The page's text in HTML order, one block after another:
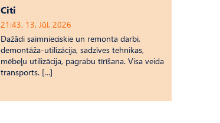
Citi
21:43, 13. Jūl, 2026
Dažādi saimnieciskie un remonta darbi,
demontāža-utilizācija, sadzīves tehnikas,
mēbeļu utilizācija, pagrabu tīrīšana. Visa veida
transports. […]